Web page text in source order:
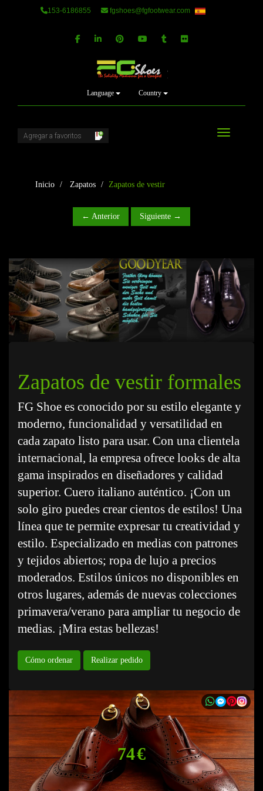
153-6186855 fgshoes@fgfootwear.com
Language Country
Alternar
Inicio Zapatos Zapatos de vestir
← Anterior Siguiente →
Zapatos de vestir formales
FG Shoe es conocido por su estilo elegante y
moderno, funcionalidad y versatilidad en
cada zapato listo para usar. Con una clientela
internacional, la empresa ofrece looks de alta
gama inspirados en diseñadores y calidad
superior. Cuero italiano auténtico. ¡Con un
solo giro puedes crear cientos de estilos! Una
línea que te permite expresar tu creatividad y
estilo. Especializado en medias con patrones
y tejidos abiertos; ropa de lujo a precios
moderados. Estilos únicos no disponibles en
otros lugares, además de nuevas colecciones
primavera/verano para ampliar tu negocio de
medias. ¡Mira estas bellezas!
Cómo ordenar Realizar pedido
74 €